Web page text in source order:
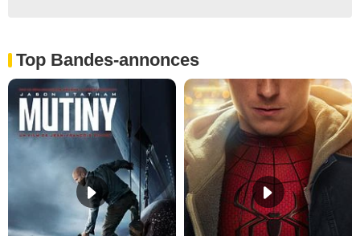
Top Bandes-annonces